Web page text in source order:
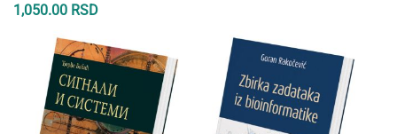
1,050.00 RSD